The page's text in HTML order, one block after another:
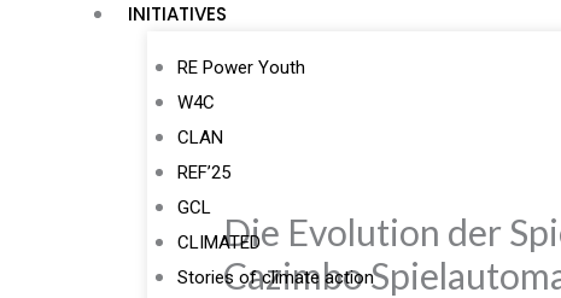
INITIATIVES
RE Power Youth
W4C
CLAN
REF’25
GCL
CLIMATED
Stories of climate action
Die Evolution der
Cazimbo